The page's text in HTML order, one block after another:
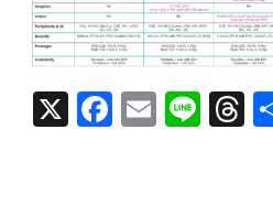
X F
a
E
m
Li
n
T
h